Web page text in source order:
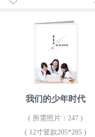
我们的少年时代
( 所需照片：247 )
( 12寸竖款205*285 )